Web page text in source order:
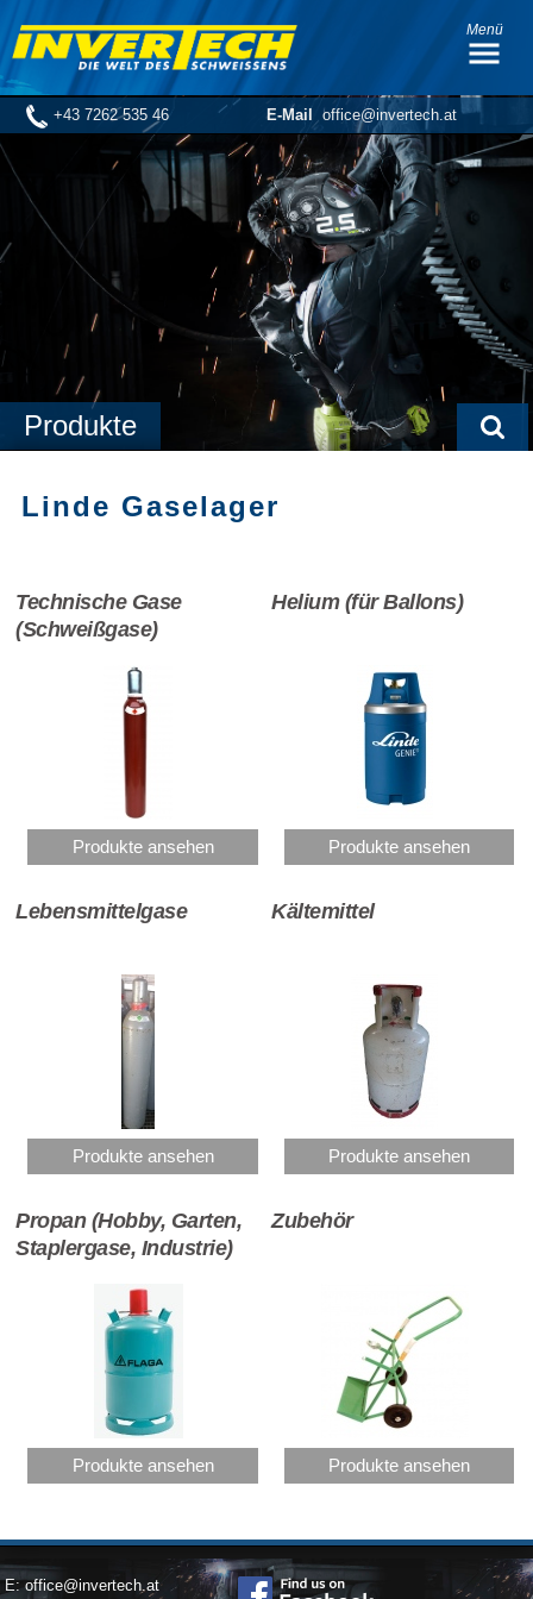
+43 7262 535 46 E-Mail office@invertech.at
Menü
Produkte
Linde Gaselager
Technische Gase
(Schweißgase)
Produkte ansehen
Helium (für Ballons)
Produkte ansehen
Lebensmittelgase
Produkte ansehen
Kältemittel
Produkte ansehen
Propan (Hobby, Garten,
Staplergase, Industrie)
Produkte ansehen
Zubehör
Produkte ansehen
E:office@invertech.at